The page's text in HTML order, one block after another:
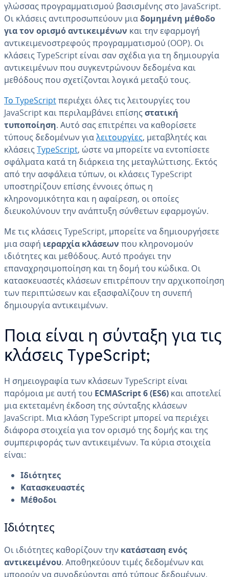
γλώσσας προγραμματισμού βασισμένης στο JavaScript.
Οι κλάσεις αντιπροσωπεύουν μιαδομημένη μέθοδο
για τον ορισμό αντικειμένων και την εφαρμογή
αντικειμενοστρεφούς προγραμματισμού (OOP). Οι
κλάσεις TypeScript είναι σαν σχέδια για τη δημιουργία
αντικειμένων που συγκεντρώνουν δεδομένα και
μεθόδους που σχετίζονται λογικά μεταξύ τους.
Το TypeScriptπεριέχει όλες τις λειτουργίες του
JavaScript και περιλαμβάνει επίσηςστατική
τυποποίηση. Αυτό σας επιτρέπει να καθορίσετε
τύπους δεδομένων γιαλειτουργίες, μεταβλητές και
κλάσειςTypeScript, ώστε να μπορείτε να εντοπίσετε
σφάλματα κατά τη διάρκεια της μεταγλώττισης. Εκτός
από την ασφάλεια τύπων, οι κλάσεις TypeScript
υποστηρίζουν επίσης έννοιες όπως η
κληρονομικότητα και η αφαίρεση, οι οποίες
διευκολύνουν την ανάπτυξη σύνθετων εφαρμογών.
Με τις κλάσεις TypeScript, μπορείτε να δημιουργήσετε
μια σαφή ιεραρχία κλάσεων που κληρονομούν
ιδιότητες και μεθόδους. Αυτό προάγει την
επαναχρησιμοποίηση και τη δομή του κώδικα. Οι
κατασκευαστές κλάσεων επιτρέπουν την αρχικοποίηση
των περιπτώσεων και εξασφαλίζουν τη συνεπή
δημιουργία αντικειμένων.
Ποια είναι η σύνταξη για τις
κλάσεις TypeScript;
Η σημειογραφία των κλάσεων TypeScript είναι
παρόμοια με αυτή του ECMAScript 6 (ES6) και αποτελεί
μια εκτεταμένη έκδοση της σύνταξης κλάσεων
JavaScript. Μια κλάση TypeScript μπορεί να περιέχει
διάφορα στοιχεία για τον ορισμό της δομής και της
συμπεριφοράς των αντικειμένων. Τα κύρια στοιχεία
είναι:
Ιδιότητες
Κατασκευαστές
Μέθοδοι
Ιδιότητες
Οι ιδιότητες καθορίζουν την κατάσταση ενός
αντικειμένου. Αποθηκεύουν τιμές δεδομένων και
μπορούν να συνοδεύονται από τύπους δεδομένων,